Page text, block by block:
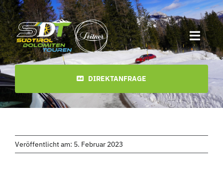
Zum
Inhalt
springen
Start
Termine
Touren
DIREKTANFRAGE
Veröffentlicht am: 5. Februar 2023